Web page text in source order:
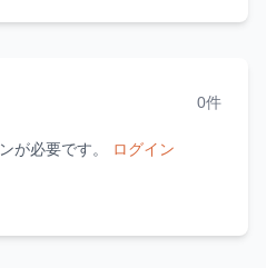
0件
が必要です。 ログイン